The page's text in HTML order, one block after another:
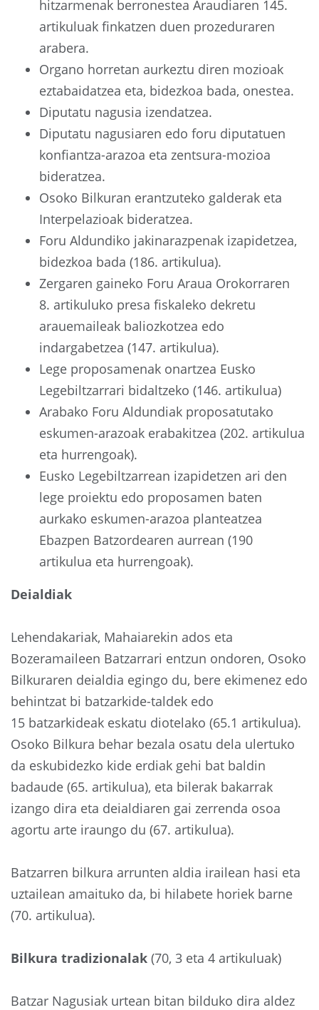
hitzarmenak berronestea Araudiaren 145.
artikuluak finkatzen duen prozeduraren
arabera.
Organo horretan aurkeztu diren mozioak
eztabaidatzea eta, bidezkoa bada, onestea.
Diputatu nagusia izendatzea.
Diputatu nagusiaren edo foru diputatuen
konfiantza-arazoa eta zentsura-mozioa
bideratzea.
Osoko Bilkuran erantzuteko galderak eta
Interpelazioak bideratzea.
Foru Aldundiko jakinarazpenak izapidetzea,
bidezkoa bada (186. artikulua).
Zergaren gaineko Foru Araua Orokorraren
8. artikuluko presa fiskaleko dekretu
arauemaileak baliozkotzea edo
indargabetzea (147. artikulua).
Lege proposamenak onartzea Eusko
Legebiltzarrari bidaltzeko (146. artikulua)
Arabako Foru Aldundiak proposatutako
eskumen-arazoak erabakitzea (202. artikulua
eta hurrengoak).
Eusko Legebiltzarrean izapidetzen ari den
lege proiektu edo proposamen baten
aurkako eskumen-arazoa planteatzea
Ebazpen Batzordearen aurrean (190
artikulua eta hurrengoak).
Deialdiak
Lehendakariak, Mahaiarekin ados eta
Bozeramaileen Batzarrari entzun ondoren, Osoko
Bilkuraren deialdia egingo du, bere ekimenez edo
behintzat bi batzarkide-taldek edo
15 batzarkideak eskatu diotelako (65.1 artikulua).
Osoko Bilkura behar bezala osatu dela ulertuko
da eskubidezko kide erdiak gehi bat baldin
badaude (65. artikulua), eta bilerak bakarrak
izango dira eta deialdiaren gai zerrenda osoa
agortu arte iraungo du (67. artikulua).
Batzarren bilkura arrunten aldia irailean hasi eta
uztailean amaituko da, bi hilabete horiek barne
(70. artikulua).
Bilkura tradizionalak (70, 3 eta 4 artikuluak)
Batzar Nagusiak urtean bitan bilduko dira aldez